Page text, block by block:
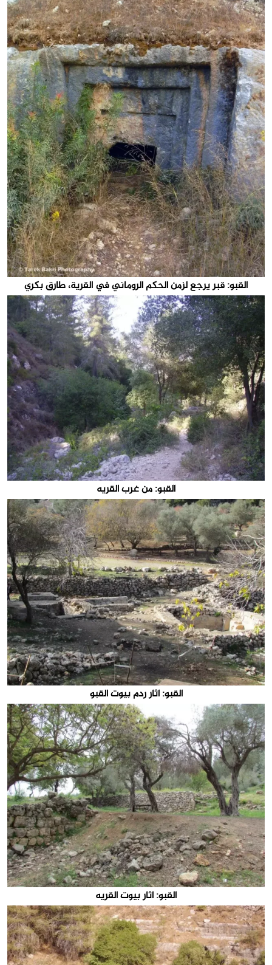
القبو: قبر يرجع لزمن الحكم الروماني في القرية، طارق بكري
القبو: من غرب القريه
القبو: اثار ردم بيوت القبو
القبو: اثار بيوت القريه